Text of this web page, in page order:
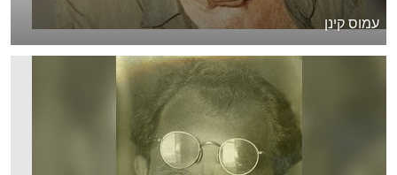
עמוס קינן